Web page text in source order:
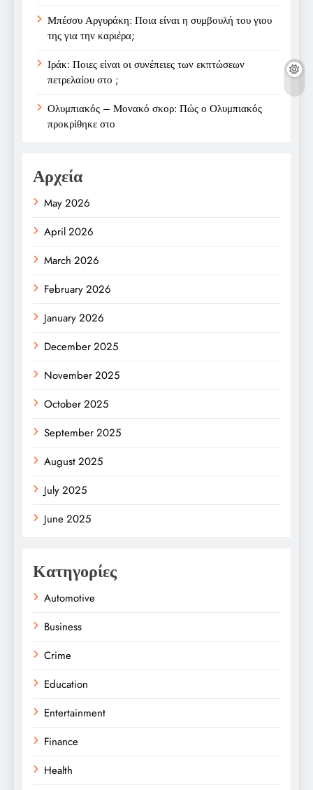
Μπέσσυ Αργυράκη: Ποια είναι η συμβουλή του γιου
της για την καριέρα;
Ιράκ: Ποιες είναι οι συνέπειες των εκπτώσεων
πετρελαίου στο ;
Ολυμπιακός – Μονακό σκορ: Πώς ο Ολυμπιακός
προκρίθηκε στο
Αρχεία
May 2026
April 2026
March 2026
February 2026
January 2026
December 2025
November 2025
October 2025
September 2025
August 2025
July 2025
June 2025
Κατηγορίες
Automotive
Business
Crime
Education
Entertainment
Finance
Health